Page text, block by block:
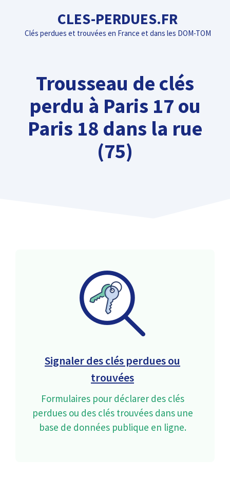
contenu
CLES-PERDUES.FR
Clés perdues et trouvées en France et dans les DOM-TOM
Trousseau de clés
perdu à Paris 17 ou
Paris 18 dans la rue
(75)
Signaler des clés perdues ou
trouvées
Formulaires pour déclarer des clés
perdues ou des clés trouvées dans une
base de données publique en ligne.